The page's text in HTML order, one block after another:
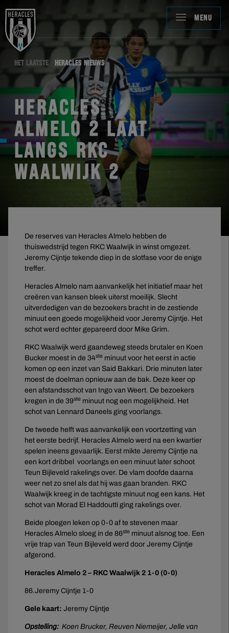
MENU
HET LAATSTE HERACLES NIEUWS
HERACLES
ALMELO 2 LAAT
LANGS RKC
WAALWIJK 2
De reserves van Heracles Almelo hebben de
thuiswedstrijd tegen RKC Waalwijk in winst omgezet.
Jeremy Cijntje tekende diep in de slotfase voor de enige
treffer.
Heracles Almelo nam aanvankelijk het initiatief maar het
creëren van kansen bleek uiterst moeilijk. Slecht
uitverdedigen van de bezoekers bracht in de zestiende
minuut een goede mogelijkheid voor Jeremy Cijntje. Het
schot werd echter gepareerd door Mike Grim.
RKC Waalwijk werd gaandeweg steeds brutaler en Koen
Bucker moest in de 34ste minuut voor het eerst in actie
komen op een inzet van Said Bakkari. Drie minuten later
moest de doelman opnieuw aan de bak. Deze keer op
een afstandsschot van Ingo van Weert. De bezoekers
kregen in de 39ste minuut nog een mogelijkheid. Het
schot van Lennard Daneels ging voorlangs.
De tweede helft was aanvankelijk een voortzetting van
het eerste bedrijf. Heracles Almelo werd na een kwartier
spelen ineens gevaarlijk. Eerst mikte Jeremy Cijntje na
een kort dribbel voorlangs en een minuut later schoot
Teun Bijleveld rakelings over. De vlam doofde daarna
weer net zo snel als dat hij was gaan branden. RKC
Waalwijk kreeg in de tachtigste minuut nog een kans. Het
schot van Morad El Haddoutti ging rakelings over.
Beide ploegen leken op 0-0 af te stevenen maar
Heracles Almelo sloeg in de 86ste minuut alsnog toe. Een
vrije trap van Teun Bijleveld werd door Jeremy Cijntje
afgerond.
Heracles Almelo 2 – RKC Waalwijk 2 1-0 (0-0)
86.Jeremy Cijntje 1-0
Gele kaart: Jeremy Cijntje
Opstelling: Koen Brucker, Reuven Niemeijer, Jelle van